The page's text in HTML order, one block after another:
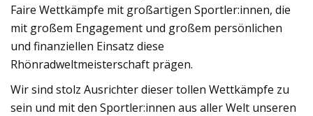
Faire Wettkämpfe mit großartigen Sportler:innen, die
mit großem Engagement und großem persönlichen
und finanziellen Einsatz diese
Rhönradweltmeisterschaft prägen.
Wir sind stolz Ausrichter dieser tollen Wettkämpfe zu
sein und mit den Sportler:innen aus aller Welt unseren